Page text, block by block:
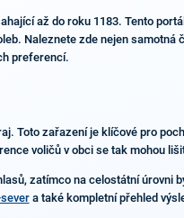
až do roku 1183. Tento
Naleznete zde nejen
preferencí.
Toto zařazení je klíčové pro
voličů v obci se tak mohou
zatímco na celostátní úrovni
a také kompletní přehled